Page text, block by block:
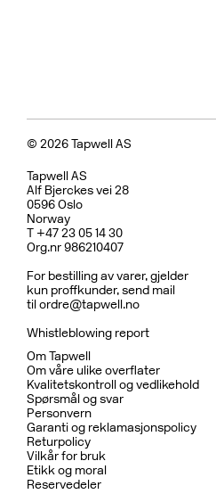
© 2026 Tapwell AS
Tapwell AS
Alf Bjerckes vei 28
0596 Oslo
Norway
T +47 23 05 14 30
Org.nr 986210407
For bestilling av varer, gjelder
kun proffkunder, send mail
tilordre@tapwell.no
Whistleblowing report
Om Tapwell
Om våre ulike overflater
Kvalitetskontroll og vedlikehold
Spørsmål og svar
Personvern
Garanti og reklamasjonspolicy
Returpolicy
Vilkår for bruk
Etikk og moral
Reservedeler